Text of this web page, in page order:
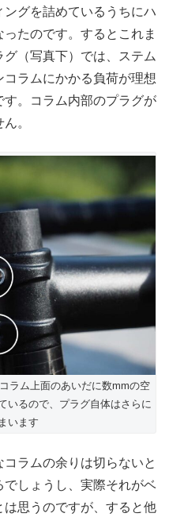
グを詰めているうちにハ
たのです。するとこれま
（写真下）では、ステム
ラムにかかる負荷が理想
。コラム内部のプラグが
。
ラム上面のあいだに数mmの空
いるので、プラグ自体はさらに
います
ラムの余りは切らないと
しょうし、実際それがベ
思うのですが、すると他